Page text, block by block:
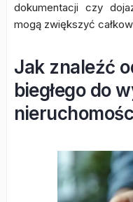
dokumentacji czy
mogą zwiększyć
Jak znaleźć
biegłego do